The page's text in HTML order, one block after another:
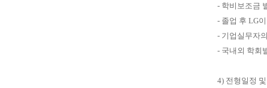
- 학비보조금
- 졸업 후 LG
- 기업실무자
- 국내외 학회
4) 전형일정